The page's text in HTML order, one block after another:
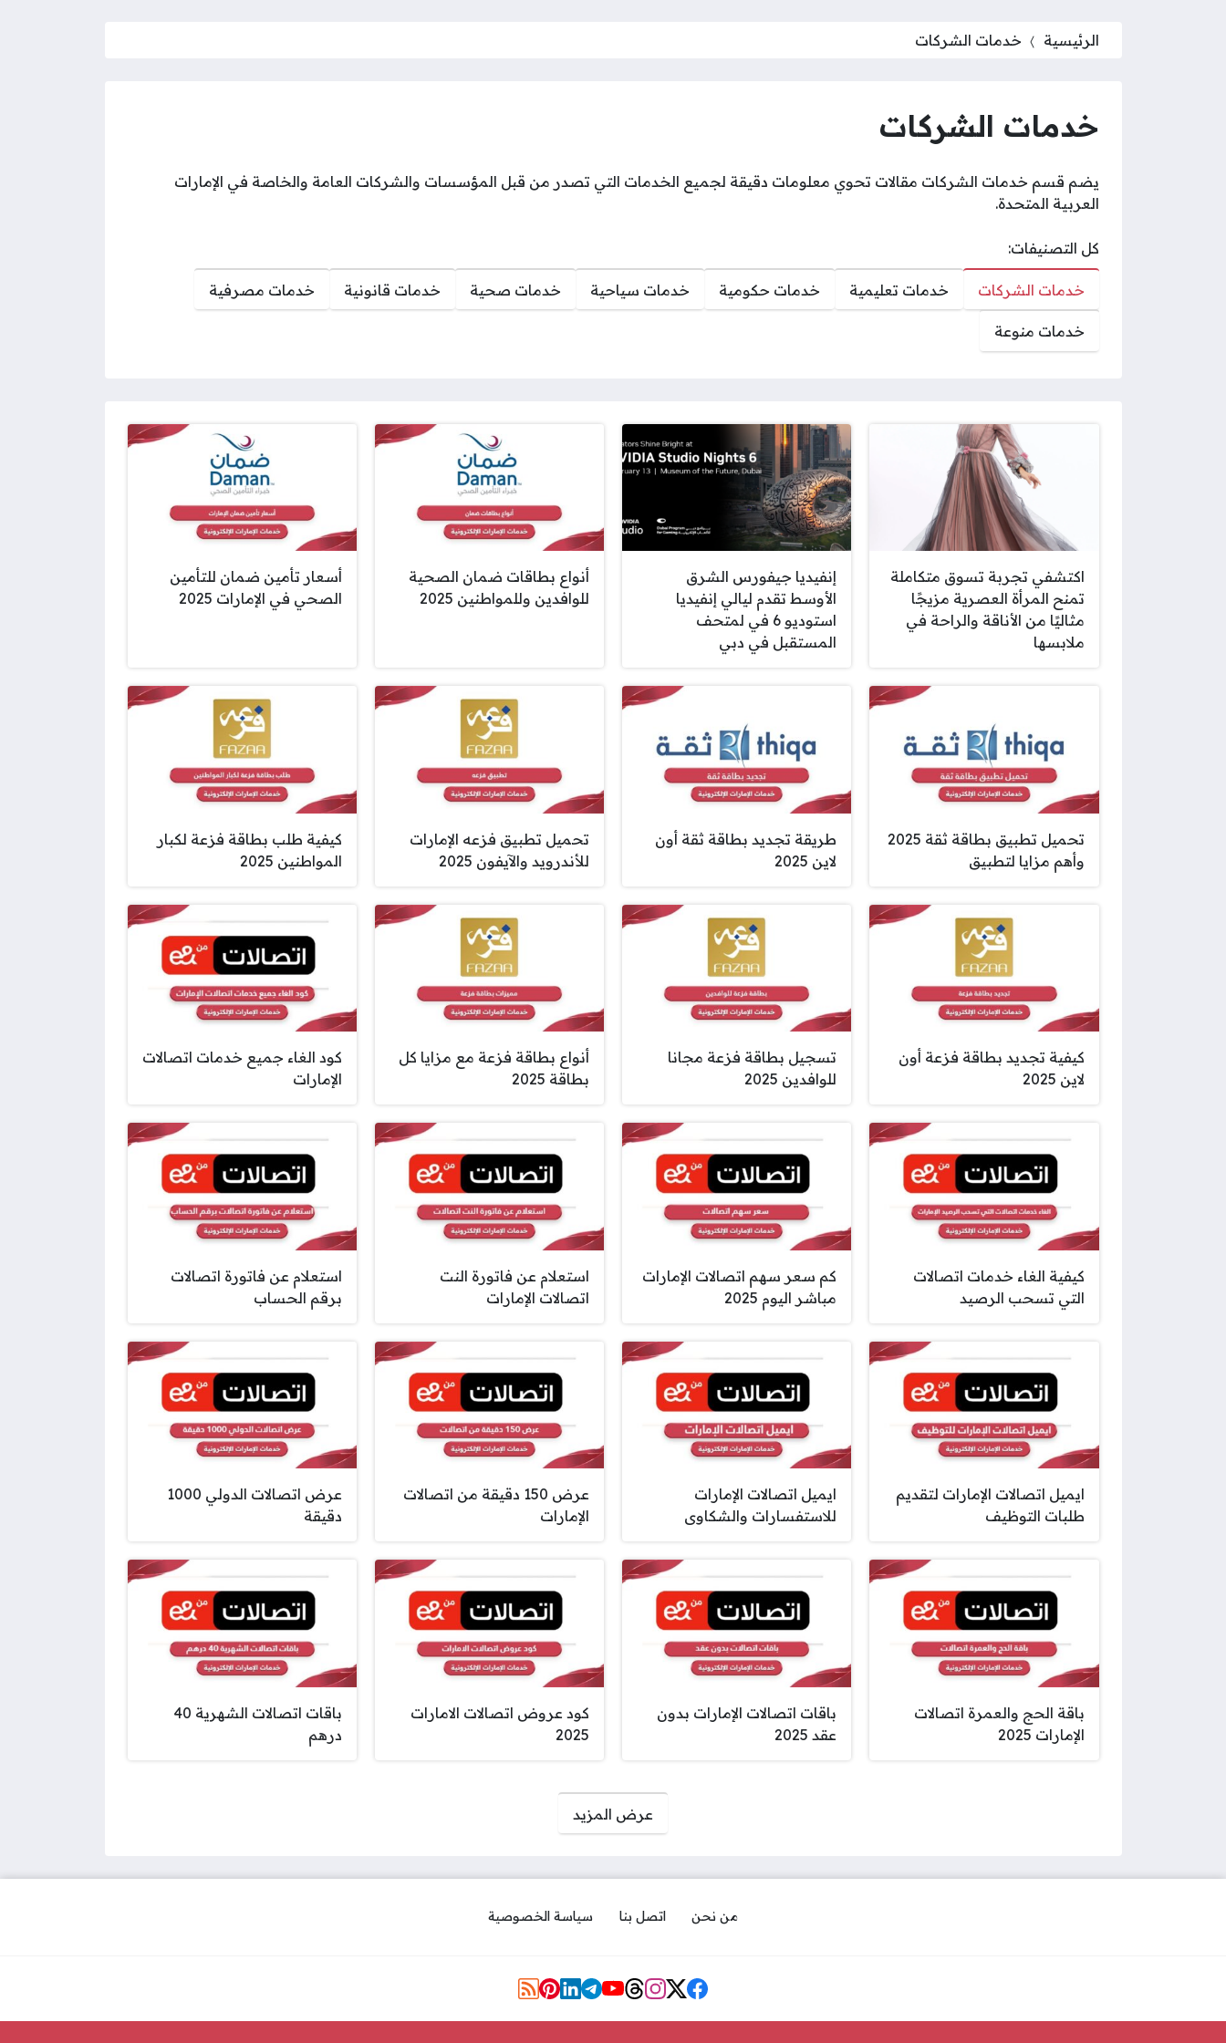
الرئيسية خدمات الشركات
خدمات الشركات
يضم قسم خدمات الشركات مقالات تحوي معلومات دقيقة لجميع الخدمات التي تصدر من قبل المؤسسات والشركات العامة والخاصة في الإمارات
العربية المتحدة.
كل التصنيفات:
خدمات الشركات خدمات تعليمية خدمات حكومية خدمات سياحية خدمات صحية خدمات قانونية خدمات مصرفية
خدمات منوعة
اكتشفي تجربة تسوق متكاملة
تمنح المرأة العصرية مزيجًا
مثاليًا من الأناقة والراحة في
ملابسها
إنفيديا جيفورس الشرق
الأوسط تقدم ليالي إنفيديا
استوديو 6 في لمتحف
المستقبل في دبي
أنواع بطاقات ضمان الصحية
للوافدين وللمواطنين 2025
أسعار تأمين ضمان للتأمين
الصحي في الإمارات 2025
تحميل تطبيق بطاقة ثقة 2025
وأهم مزايا لتطبيق
طريقة تجديد بطاقة ثقة أون
لاين 2025
تحميل تطبيق فزعه الإمارات
للأندرويد والآيفون 2025
كيفية طلب بطاقة فزعة لكبار
المواطنين 2025
كيفية تجديد بطاقة فزعة أون
لاين 2025
تسجيل بطاقة فزعة مجانا
للوافدين 2025
أنواع بطاقة فزعة مع مزايا كل
بطاقة 2025
كود الغاء جميع خدمات اتصالات
الإمارات
كيفية الغاء خدمات اتصالات
التي تسحب الرصيد
كم سعر سهم اتصالات الإمارات
مباشر اليوم 2025
استعلام عن فاتورة النت
اتصالات الإمارات
استعلام عن فاتورة اتصالات
برقم الحساب
ايميل اتصالات الإمارات لتقديم
طلبات التوظيف
ايميل اتصالات الإمارات
للاستفسارات والشكاوى
عرض 150 دقيقة من اتصالات
الإمارات
عرض اتصالات الدولي 1000
دقيقة
باقة الحج والعمرة اتصالات
الإمارات 2025
باقات اتصالات الإمارات بدون
عقد 2025
كود عروض اتصالات الامارات
2025
باقات اتصالات الشهرية 40
درهم
عرض المزيد
من نحن اتصل بنا سياسة الخصوصية
مواقع التواصل